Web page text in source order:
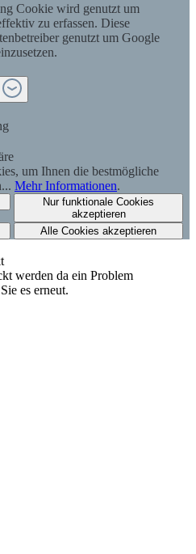
Cookie wird genutzt um
zu erfassen. Diese
genutzt um Google
um Ihnen die bestmögliche
Mehr Informationen.
Nur funktionale Cookies
akzeptieren
Alle Cookies akzeptieren
werden da ein Problem
es erneut.